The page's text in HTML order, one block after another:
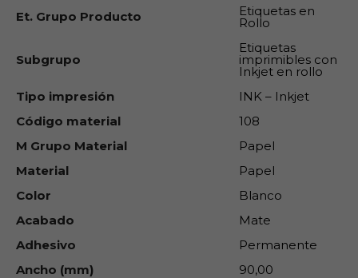
Et. Grupo Producto
Etiquetas en
Rollo
Subgrupo
Etiquetas
imprimibles con
Inkjet en rollo
Tipo impresión
INK – Inkjet
Código material
108
M Grupo Material
Papel
Material
Papel
Color
Blanco
Acabado
Mate
Adhesivo
Permanente
Ancho (mm)
90,00